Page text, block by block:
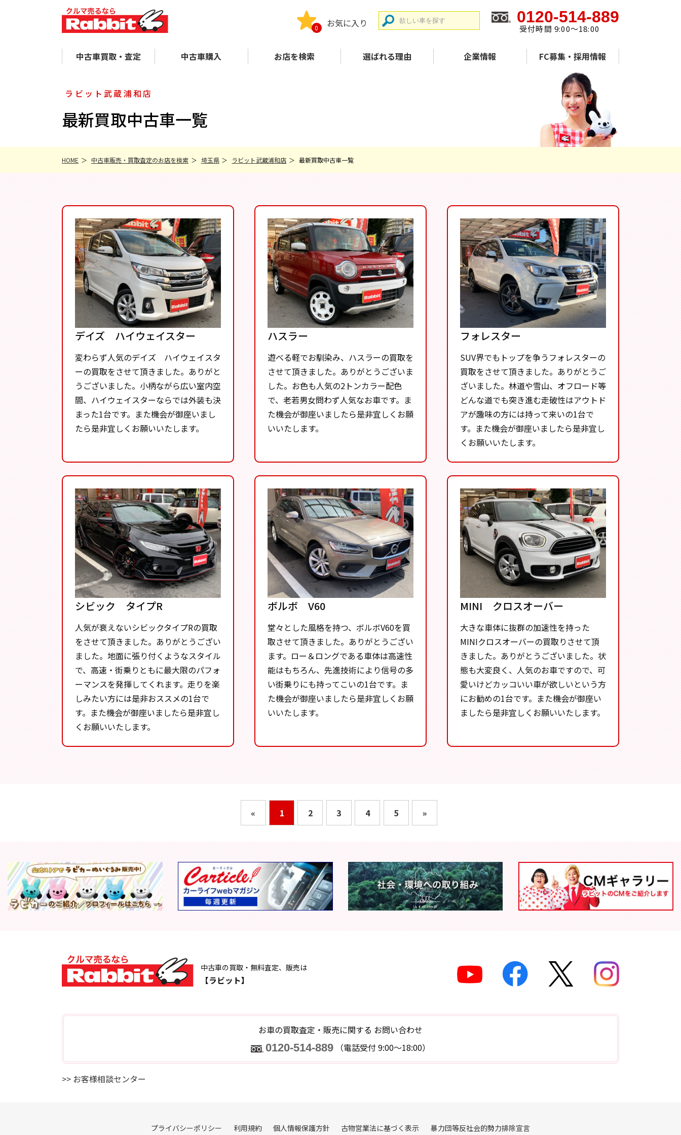
お気に入り
0
0120-514-889
受付時間 9:00～18:00
中古車買取・査定 中古車購入 お店を検索 選ばれる理由 企業情報 FC募集・採用情報
ラビット武蔵浦和店
最新買取中古車一覧
HOME 中古車販売・買取査定のお店を検索 埼玉県 ラビット武蔵浦和店 最新買取中古車一覧
デイズ ハイウェイスター
変わらず人気のデイズ ハイウェイスタ
ーの買取をさせて頂きました。ありがと
うございました。小柄ながら広い室内空
間、ハイウェイスターならでは外装も決
まった1台です。また機会が御座いまし
たら是非宜しくお願いいたします。
ハスラー
遊べる軽でお馴染み、ハスラーの買取を
させて頂きました。ありがとうございま
した。お色も人気の2トンカラー配色
で、老若男女問わず人気なお車です。ま
た機会が御座いましたら是非宜しくお願
いいたします。
フォレスター
SUV界でもトップを争うフォレスターの
買取をさせて頂きました。ありがとうご
ざいました。林道や雪山、オフロード等
どんな道でも突き進む走破性はアウトド
アが趣味の方には持って来いの1台で
す。また機会が御座いましたら是非宜し
くお願いいたします。
シビック タイプR
人気が衰えないシビックタイプRの買取
をさせて頂きました。ありがとうござい
ました。地面に張り付くようなスタイル
で、高速・街乗りともに最大限のパフォ
ーマンスを発揮してくれます。走りを楽
しみたい方には是非おススメの1台で
す。また機会が御座いましたら是非宜し
くお願いいたします。
ボルボ V60
堂々とした風格を持つ、ボルボV60を買
取させて頂きました。ありがとうござい
ます。ロー＆ロングである車体は高速性
能はもちろん、先進技術により信号の多
い街乗りにも持ってこいの1台です。ま
た機会が御座いましたら是非宜しくお願
いいたします。
MINI クロスオーバー
大きな車体に抜群の加速性を持った
MINIクロスオーバーの買取りさせて頂
きました。ありがとうございました。状
態も大変良く、人気のお車ですので、可
愛いけどカッコいい車が欲しいという方
にお勧めの1台です。また機会が御座い
ましたら是非宜しくお願いいたします。
« 1 2 3 4 5 »
中古車の買取・無料査定、販売は
【ラビット】
お車の買取査定・販売に関する お問い合わせ
0120-514-889 （電話受付 9:00～18:00）
>> お客様相談センター
プライバシーポリシー 利用規約 個人情報保護方針 古物営業法に基づく表示 暴力団等反社会的勢力排除宣言